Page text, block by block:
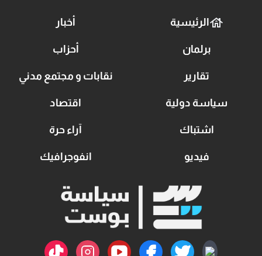
الرئيسية أخبار
برلمان أحزاب
تقارير نقابات و مجتمع مدني
سياسة دولية اقتصاد
اشتباك آراء حرة
فيديو انفوجرافيك